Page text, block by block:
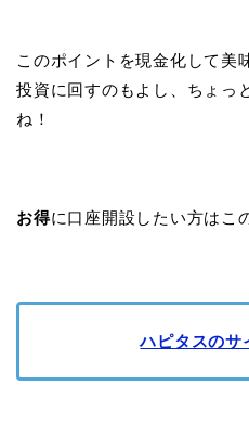
このポイントを現金化して美
投資に回すのもよし、ちょっ
ね！
お得に口座開設したい方はこ
ハピタスのサ